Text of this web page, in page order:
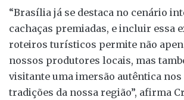
“Brasília já se destaca no cenário
cachaças premiadas, e incluir essa
roteiros turísticos permite não
nossos produtores locais, mas
visitante uma imersão autêntica nos
tradições da nossa região”, afirma